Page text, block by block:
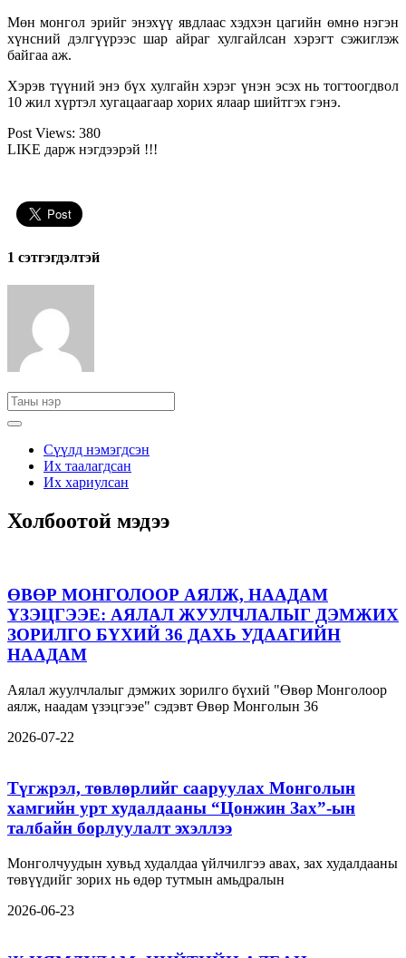
Мөн монгол эрийг энэхүү явдлаас хэдхэн цагийн өмнө нэгэн
хүнсний дэлгүүрээс шар айраг хулгайлсан хэрэгт сэжиглэж
байгаа аж.
Хэрэв түүний энэ бүх хулгайн хэрэг үнэн эсэх нь тогтоогдвол
10 жил хүртэл хугацаагаар хорих ялаар шийтгэх гэнэ.
Post Views: 380
LIKE дарж нэгдээрэй !!!
1 сэтгэгдэлтэй
Сүүлд нэмэгдсэн
Их таалагдсан
Их хариулсан
Холбоотой мэдээ
ӨВӨР МОНГОЛООР АЯЛЖ, НААДАМ
ҮЗЭЦГЭЭЕ: АЯЛАЛ ЖУУЛЧЛАЛЫГ ДЭМЖИХ
ЗОРИЛГО БҮХИЙ 36 ДАХЬ УДААГИЙН
НААДАМ
Аялал жуулчлалыг дэмжих зорилго бүхий "Өвөр Монголоор
аялж, наадам үзэцгээе" сэдэвт Өвөр Монголын 36
2026-07-22
Түгжрэл, төвлөрлийг сааруулах Монголын
хамгийн урт худалдааны “Цонжин Зах”-ын
талбайн борлуулалт эхэллээ
Монголчуудын хувьд худалдаа үйлчилгээ авах, зах худалдааны
төвүүдийг зорих нь өдөр тутмын амьдралын
2026-06-23